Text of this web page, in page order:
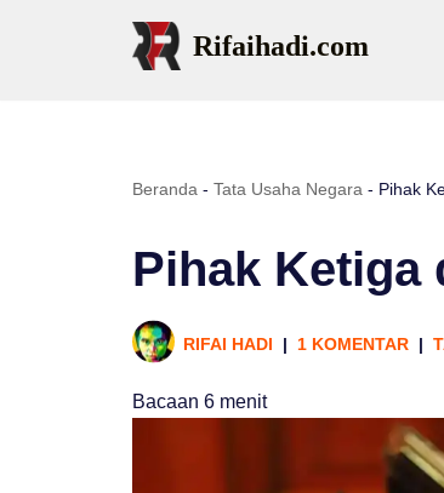
Rifaihadi.com
Beranda - Tata Usaha Negara - Pihak
Pihak Ketiga
RIFAI HADI 1 KOMENTAR
Bacaan 6 menit